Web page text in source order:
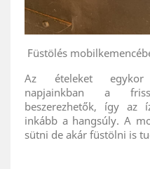
Füstölés
Az ételeket egykor
napjainkban a
beszerezhetők, így
inkább a hangsúly. A
sütni de akár füstölni is